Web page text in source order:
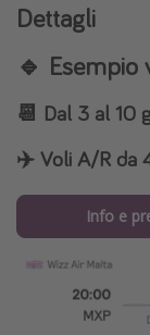
Dettagli
🔹 Esempio
📆 Dal 3 al 10
✈️ Voli A/R da
Info e